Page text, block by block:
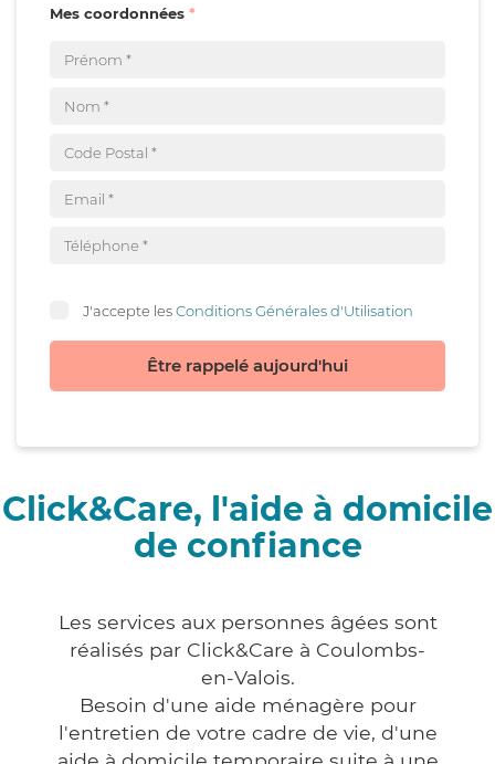
Mes coordonnées
J'accepte lesConditions Générales d'Utilisation
Être rappelé aujourd'hui
Click&Care, l'aide à domicile
de confiance
Les services aux personnes âgées sont
réalisés par Click&Care à Coulombs-
en-Valois.
Besoin d'une aide ménagère pour
l'entretien de votre cadre de vie, d'une